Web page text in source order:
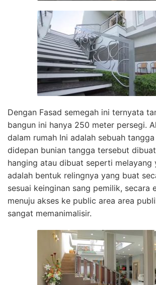
Dengan Fasad semegah ini ternyata
bangun ini hanya 250 meter persegi.
dalam rumah Ini adalah sebuah
didepan bunian tangga tersebut
hanging atau dibuat seperti melayang
adalah bentuk relingnya yang buat
sesuai keinginan sang pemilik, secara
menuju akses ke public area area
sangat memanimalisir.